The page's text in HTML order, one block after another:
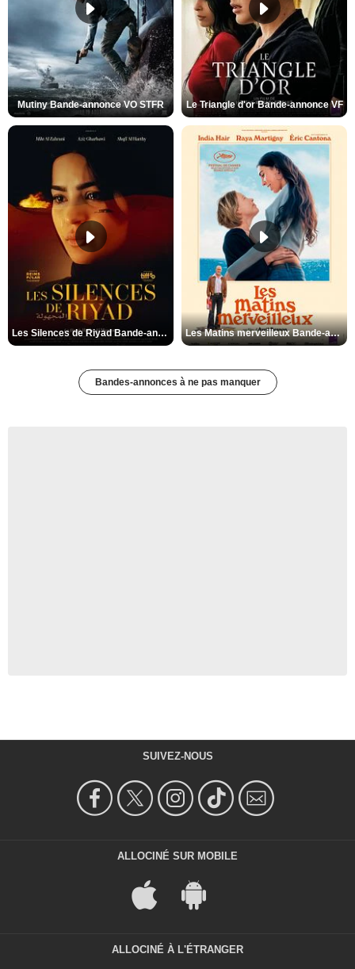
Mutiny Bande-annonce VO STFR Le Triangle d'or Bande-annonce VF
Les Silences de Riyad Bande-annonce VO STFR Les Matins merveilleux Bande-annonce VF
Bandes-annonces à ne pas manquer
SUIVEZ-NOUS
ALLOCINÉ SUR MOBILE
ALLOCINÉ À L'ÉTRANGER